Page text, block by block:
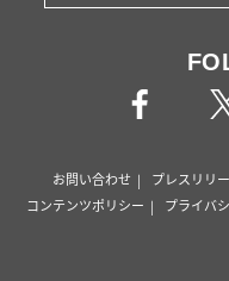
お問い合わせ プレスリリ
コンテンツポリシー
プライバ